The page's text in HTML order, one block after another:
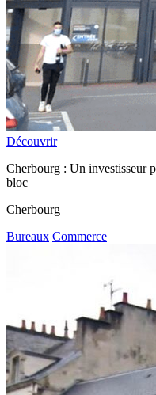
Découvrir
Cherbourg : Un investisseur
bloc
Cherbourg
Bureaux Commerce